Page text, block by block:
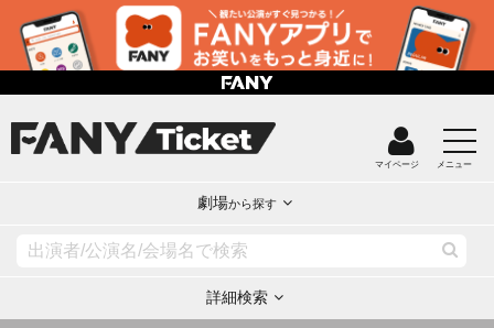
マイページ メニュー
劇場から探す
詳細検索